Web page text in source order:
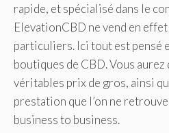
rapide, et spécialisé dans le
ElevationCBD ne vend en
particuliers. Ici tout est pensé
boutiques de CBD. Vous
véritables prix de gros, ainsi
prestation que l’on ne
business to business.